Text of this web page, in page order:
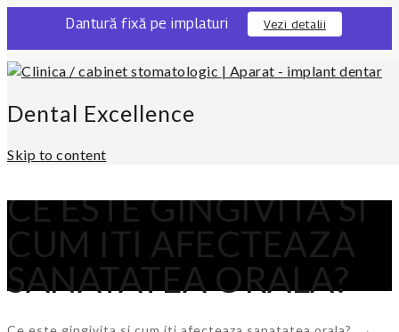
Dantură fixă pe implaturi Vezi detalii
0311 301 280 Locatie
Dental Excellence
Skip to content
CE ESTE GINGIVITA SI
CUM ITI AFECTEAZA
SANATATEA ORALA?